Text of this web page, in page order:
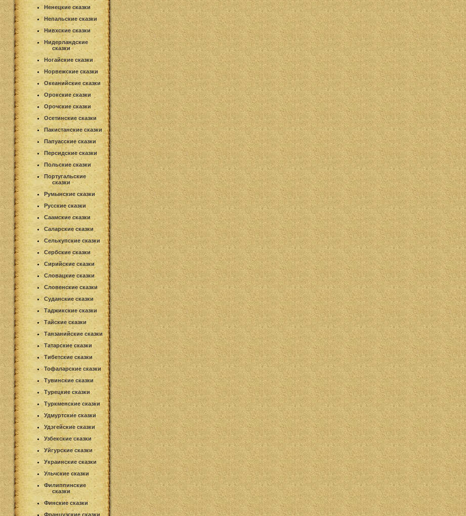
Ненецкие сказки
Непальские сказки
Нивхские сказки
Нидерландские
сказки
Ногайские сказки
Норвежские сказки
Океанийские сказки
Орокские сказки
Орочские сказки
Осетинские сказки
Пакистанские сказки
Папуасские сказки
Персидские сказки
Польские сказки
Португальские
сказки
Румынские сказки
Русские сказки
Саамские сказки
Саларские сказки
Селькупские сказки
Сербские сказки
Сирийские сказки
Словацкие сказки
Словенские сказки
Суданские сказки
Таджикские сказки
Тайские сказки
Танзанийские сказки
Татарские сказки
Тибетские сказки
Тофаларские сказки
Тувинские сказки
Турецкие сказки
Туркменские сказки
Удмуртские сказки
Удэгейские сказки
Узбекские сказки
Уйгурские сказки
Украинские сказки
Ульчские сказки
Филиппинские
сказки
Финские сказки
Французские сказки